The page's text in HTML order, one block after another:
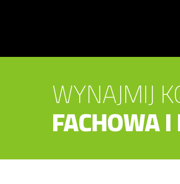
WYNAJMIJ
FACHOWA